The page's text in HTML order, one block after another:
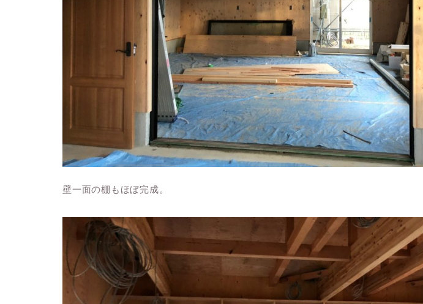
壁一面の棚もほぼ完成。